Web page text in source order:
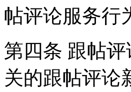
帖评论服务行
第四条 跟帖
关的跟帖评论